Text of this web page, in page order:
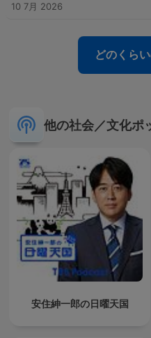
10 7月 2026
どのくら
他の社会／文化ポ
安住紳一郎の日曜天国